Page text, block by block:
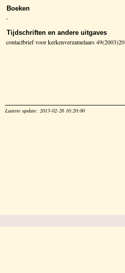
Boeken
-
Tijdschriften en andere uitgaves
contactbrief voor kerkenverzamelaars 49(2003)20
Laatste update: 2013-02-26 10:20:00